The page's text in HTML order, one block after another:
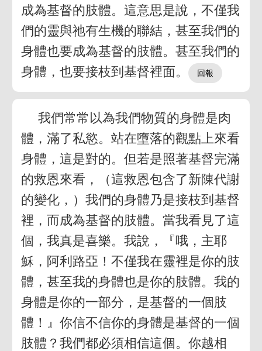
成為基督的肢體。這意思是說，不僅我
們的靈與祂有生機的聯結，甚至我們的
身體也要成為基督的肢體。甚至我們的
身體，也要接枝到基督裡面。
我們常常以為我們物質的身體是肉
體，滿了私慾。站在墮落的觀點上來看
身體，這是對的。但若是照著基督完滿
的救恩來看，（這救恩包含了新陳代謝
的變化，）我們的身體乃是接枝到基督
裡，而成為基督的肢體。當我看見了這
個，我真是喜樂。我說，『哦，主耶
穌，阿利路亞！不僅我在靈裡是你的肢
體，甚至我的身體也是你的肢體。我的
身體是你的一部分，是基督的一個肢
體！』你信不信你的身體是基督的一個
肢體？我們都必須相信這個。你越相